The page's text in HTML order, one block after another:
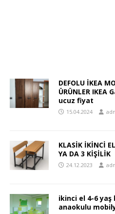
DEFOLU İKEA
ÜRÜNLER IKEA
ucuz fiyat
15.04.2024
KLASİK İKİNCİ
YA DA 3 KİŞİLİK
24.12.2023
ikinci el 4-6
anaokulu